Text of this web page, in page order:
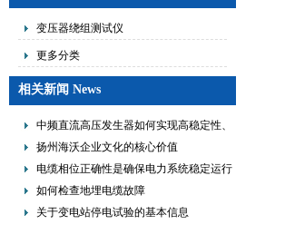
变压器绕组测试仪
更多分类
相关新闻 News
中频直流高压发生器如何实现高稳定性、
低纹波与便携式设计？
扬州海沃企业文化的核心价值
电缆相位正确性是确保电力系统稳定运行
的重要措施
如何检查地埋电缆故障
关于变电站停电试验的基本信息